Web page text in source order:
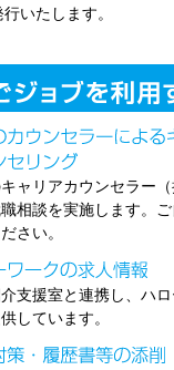
いたします。
ャリアカウンセラー
相談を実施します。
さい。
支援室と連携し、ハ
しています。